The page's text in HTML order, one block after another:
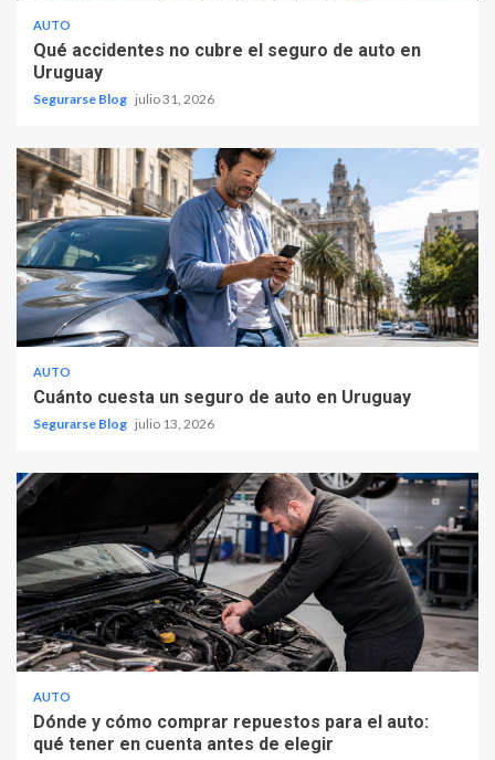
AUTO
Qué accidentes no cubre el seguro de auto en
Uruguay
Segurarse Blog julio 31, 2026
AUTO
Cuánto cuesta un seguro de auto en Uruguay
Segurarse Blog julio 13, 2026
AUTO
Dónde y cómo comprar repuestos para el auto:
qué tener en cuenta antes de elegir